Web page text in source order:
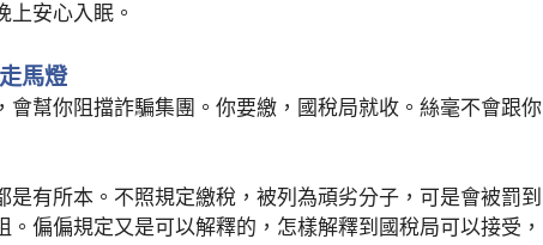
安心入眠。
馬燈
幫你阻擋詐騙集團。你要繳，國稅局就收。絲毫不會跟你
有所本。不照規定繳稅，被列為頑劣分子，可是會被罰到
偏偏規定又是可以解釋的，怎樣解釋到國稅局可以接受，